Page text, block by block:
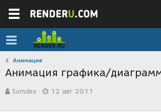
Анимация
Анимация графика/
в
Sumdex
а
12 авг 2011